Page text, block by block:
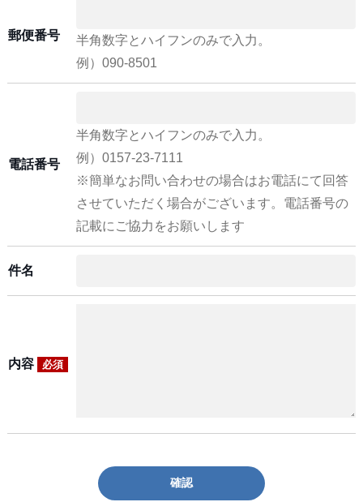
郵便番号
半角数字とハイフンのみで入力。
例）090-8501
電話番号
半角数字とハイフンのみで入力。
例）0157-23-7111
※簡単なお問い合わせの場合はお電話にて回答
させていただく場合がございます。電話番号の
記載にご協力をお願いします
件名
内容 必須
確認